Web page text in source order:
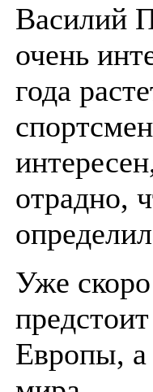
Василий
очень
года
отрадно,
Уже
Европы,